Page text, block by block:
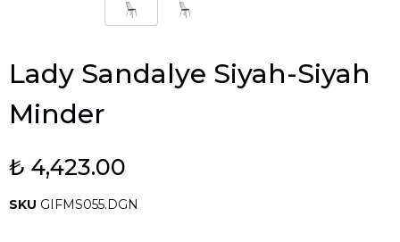
Lady Sandalye Siyah-Siyah
Minder
₺ 4,423.00
SKU GIFMS055.DGN